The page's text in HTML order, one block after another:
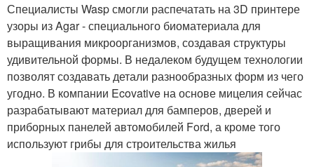
Специалисты Wasp смогли распечатать на 3D принтере
узоры из Agar - специального биоматериала для
выращивания микроорганизмов, создавая структуры
удивительной формы. В недалеком будущем технологии
позволят создавать детали разнообразных форм из чего
угодно. В компании Ecovative на основе мицелия сейчас
разрабатывают материал для бамперов, дверей и
приборных панелей автомобилей Ford, а кроме того
используют грибы для строительства жилья